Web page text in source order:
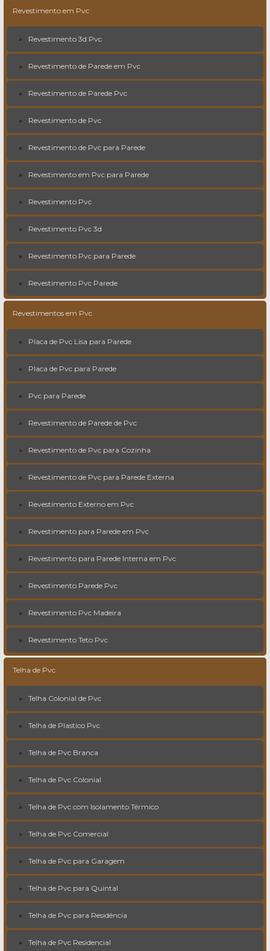
Revestimento em Pvc
Revestimento 3d Pvc
Revestimento de Parede em Pvc
Revestimento de Parede Pvc
Revestimento de Pvc
Revestimento de Pvc para Parede
Revestimento em Pvc para Parede
Revestimento Pvc
Revestimento Pvc 3d
Revestimento Pvc para Parede
Revestimento Pvc Parede
Revestimentos em Pvc
Placa de Pvc Lisa para Parede
Placa de Pvc para Parede
Pvc para Parede
Revestimento de Parede de Pvc
Revestimento de Pvc para Cozinha
Revestimento de Pvc para Parede Externa
Revestimento Externo em Pvc
Revestimento para Parede em Pvc
Revestimento para Parede Interna em Pvc
Revestimento Parede Pvc
Revestimento Pvc Madeira
Revestimento Teto Pvc
Telha de Pvc
Telha Colonial de Pvc
Telha de Plastico Pvc
Telha de Pvc Branca
Telha de Pvc Colonial
Telha de Pvc com Isolamento Térmico
Telha de Pvc Comercial
Telha de Pvc para Garagem
Telha de Pvc para Quintal
Telha de Pvc para Residência
Telha de Pvc Residencial